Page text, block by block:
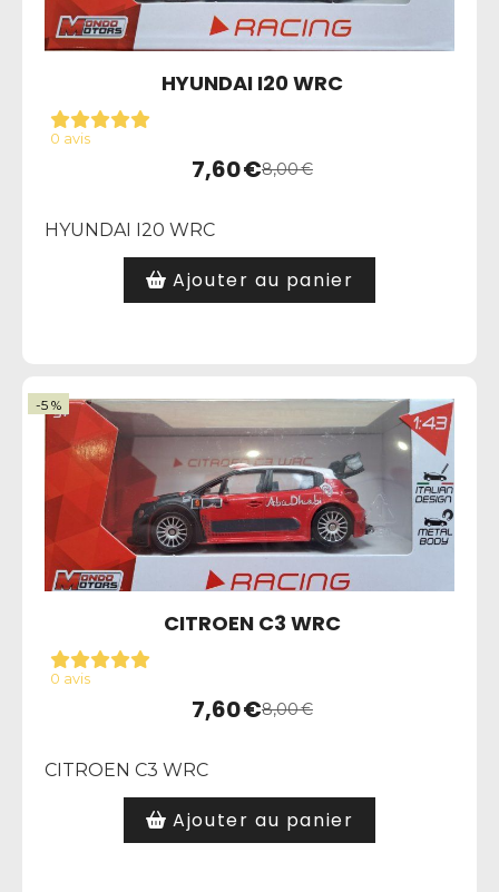
HYUNDAI I20 WRC
0 avis
7,60€8,00€
HYUNDAI I20 WRC
Ajouter au panier
-5 %
CITROEN C3 WRC
0 avis
7,60€8,00€
CITROEN C3 WRC
Ajouter au panier